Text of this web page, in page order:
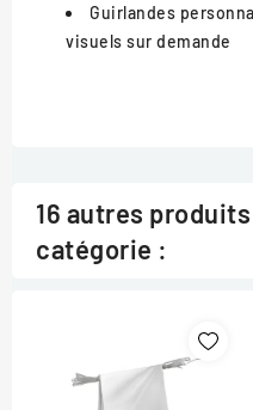
Guirlandes
visuels sur demande
16 autres
catégorie :